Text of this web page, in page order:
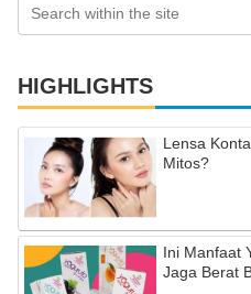
HIGHLIGHTS
Lensa
Mitos?
Ini Manfaat
Jaga Berat